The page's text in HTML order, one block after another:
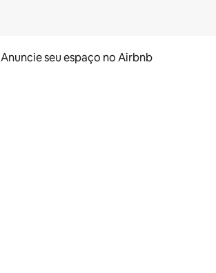
Anuncie seu espaço no Airbnb